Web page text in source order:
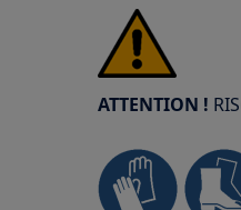
ATTENTION !